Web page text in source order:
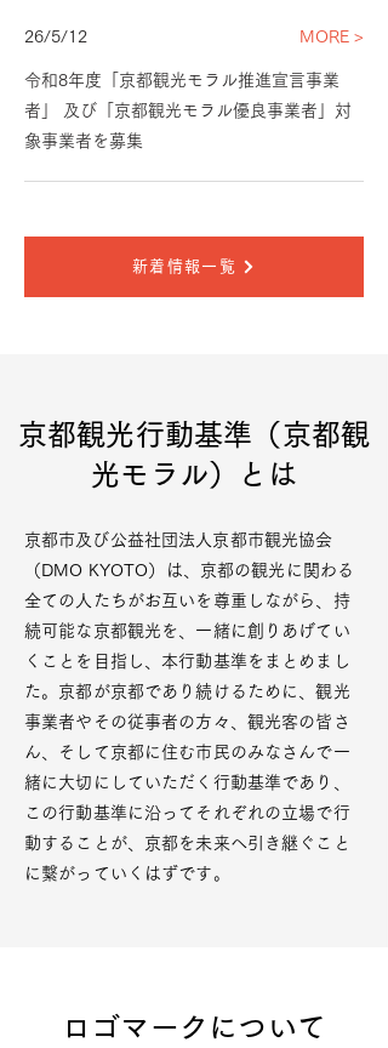
26/5/12 MORE >
令和8年度「京都観光モラル推進宣言事業
者」 及び「京都観光モラル優良事業者」対
象事業者を募集
新着情報一覧
京都観光行動基準（京都観
光モラル）とは
​​​京都市及び公益社団法人京都市観光協会
（DMO KYOTO）は、京都の観光に関わる
全ての人たちがお互いを尊重しながら、持
続可能な京都観光を、一緒に創りあげてい
くことを目指し、本行動基準をまとめまし
た。京都が京都であり続けるために、観光
事業者やその従事者の方々、観光客の皆さ
ん、そして京都に住む市民のみなさんで一
緒に大切にしていただく行動基準であり、
この行動基準に沿ってそれぞれの立場で行
動することが、京都を未来へ引き継ぐこと
に繋がっていくはずです。
ロゴマークについて